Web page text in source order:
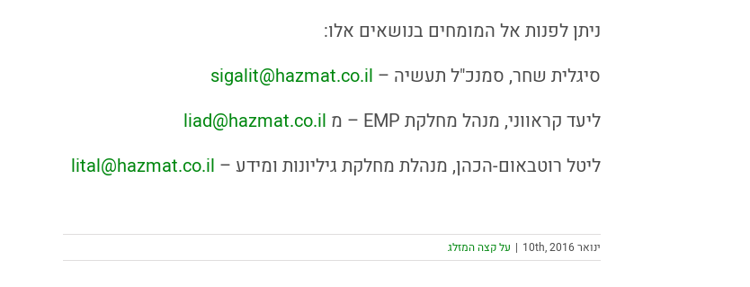
ניתן לפנות אל המומחים בנושאים אלו:
סיגלית שחר, סמנכ"ל תעשיה – sigalit@hazmat.co.il
ליעד קראווני, מנהל מחלקת EMP – מ
liad@hazmat.co.il
ליטל רוטבאום-הכהן, מנהלת מחלקת גיליונות ומידע – lital@hazmat.co.il
ינואר 10th, 2016 | על קצה המזלג